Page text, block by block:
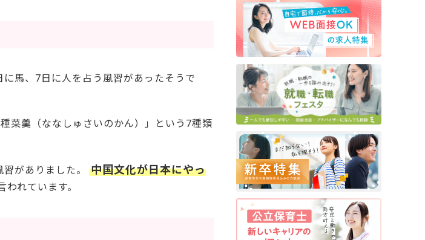
馬、7日に人を占う風習があったそうで
菜羹（ななしゅさいのかん）」という7種類
がありました。
中国文化が日本にやっ
われています。